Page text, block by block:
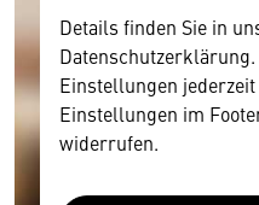
Details finden Sie in
Datenschutzerklärung.
Einstellungen
Einstellungen im
widerrufen.